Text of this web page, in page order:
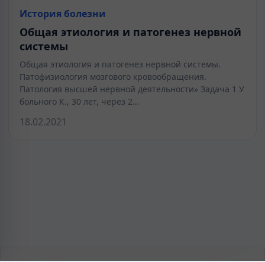
История болезни
Общая этиология и патогенез нервной
системы
Общая этиология и патогенез нервной системы.
Патофизиология мозгового кровообращения.
Патология высшей нервной деятельности» Задача 1 У
больного К., 30 лет, через 2…
18.02.2021